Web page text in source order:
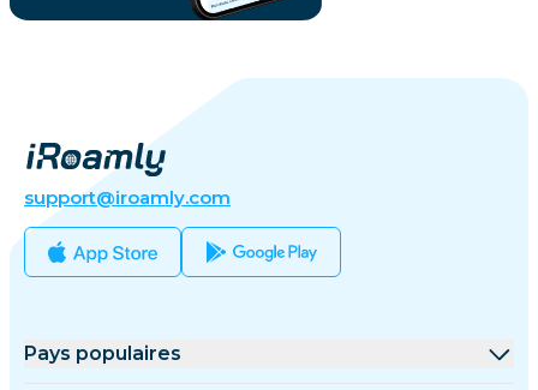
support@iroamly.com
Pays populaires